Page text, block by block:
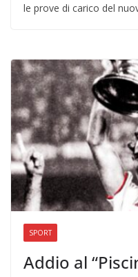
le prove di carico del
SPORT
Addio al